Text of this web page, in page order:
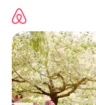
direct
naar
inhoud